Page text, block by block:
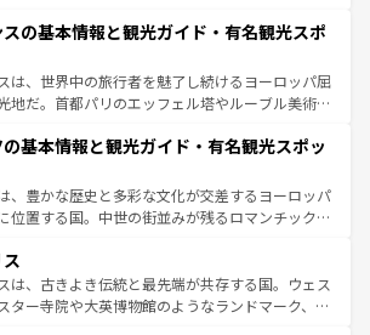
着のイタリア情報はコンテンツ一覧を参照してほ
付くこの国では、情熱的なフラメンコ、熱気あふ
、そして美味しいタパスが生活の一部となってい
マドリードの洗練された雰囲気や、バルセロナの
溢れた街角から、地方では古代ローマ遺跡や中世
方によって風土や気候が異なるスペインはその個
一覧 を参照してほしい。
の基本情報と観光ガイド・有名観光スポ
は、世界中の旅行者を魅了し続けるヨーロッパ屈
地だ。首都パリのエッフェル塔やルーブル美術館
い魅力が詰まっている。華麗な宮殿、歴史的な大
しいビーチ、そして豊かな自然が、訪れる者を心
する。また、フランスは美食の国としても知ら
ンス料理はユネスコ無形文化遺産にも登録されて
ラベンダー畑など、多彩な楽しみ方が可能だ。さ
リ以外の地域にも魅力が溢れており、どの街角に
歴史と文化が息づいている。パリ以外の個性あふ
の基本情報と観光ガイド・有名観光スポッ
、豊かな歴史と多彩な文化が交差するヨーロッパ
位置する国。中世の街並みが残るロマンチック街
この国は、どこを歩いても飽きることがない。ベ
文化的活気、バイエルン州のアルプスの絶景、そ
ン川沿いのワイン畑といった風景は必見。ビール
は、古きよき伝統と最先端が共存する国。ウェス
ター寺院や大英博物館のようなランドマーク、歴